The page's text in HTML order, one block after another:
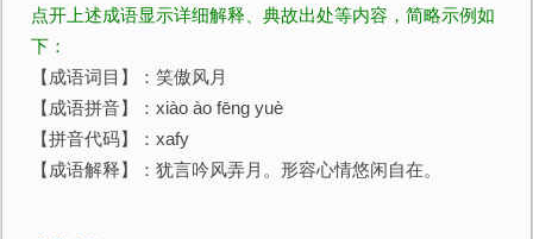
点开上述成语显示详细解释、典故出处等内容，简略示例如
下：
【成语词目】：笑傲风月
【成语拼音】：xiào ào fēng yuè
【拼音代码】：xafy
【成语解释】：犹言吟风弄月。形容心情悠闲自在。